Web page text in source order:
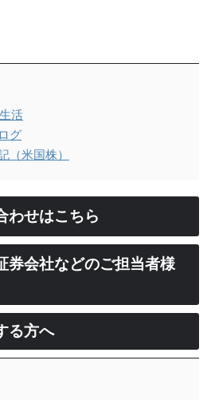
活
グ
（米国株）
わせはこちら
券会社などのご担当者様
る方へ